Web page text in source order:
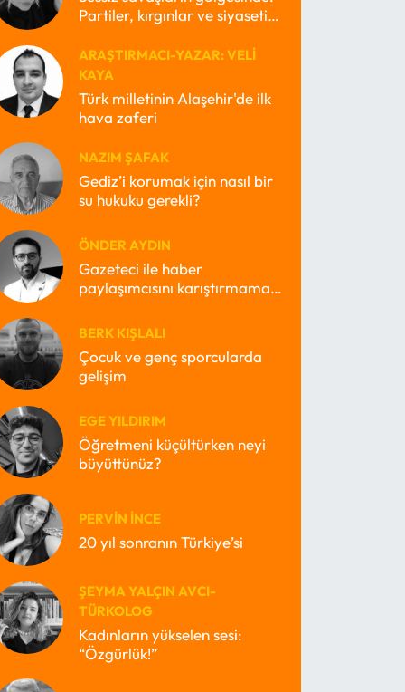
Partiler, kırgınlar ve siyasetin
ARAŞTIRMACI-YAZAR: VELI
KAYA
Türk milletinin Alaşehir'de ilk
hava zaferi
NAZIM ŞAFAK
Gediz’i korumak için nasıl bir
su hukuku gerekli?
ÖNDER AYDIN
Gazeteci ile haber
paylaşımcısını karıştırmamak
BERK KIŞLALI
Çocuk ve genç sporcularda
gelişim
EGE YILDIRIM
Öğretmeni küçültürken neyi
büyüttünüz?
PERVIN İNCE
20 yıl sonranın Türkiye’si
ŞEYMA YALÇIN AVCI-
TÜRKOLOG
Kadınların yükselen sesi:
“Özgürlük!”